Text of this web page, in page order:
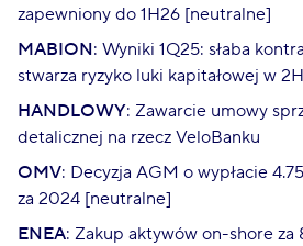
zapewniony do 1H26 [neutralne]
MABION: Wyniki 1Q25: słaba
stwarza ryzyko luki kapitałowej w
HANDLOWY: Zawarcie umowy
detalicznej na rzecz VeloBanku
OMV: Decyzja AGM o wypłacie
za 2024 [neutralne]
ENEA: Zakup aktywów on-shore za